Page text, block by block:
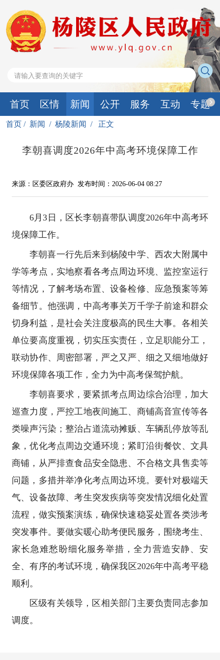
首页 区情 新闻 公开 服务 互动 专题
首页 / 新闻 / 杨陵新闻 / 正文
李朝喜调度2026年中高考环境保障工作
来源：区委区政府办 发布时间：2026-06-04 08:27
6月3日，区长李朝喜带队调度2026年中高考环
境保障工作。
李朝喜一行先后来到杨陵中学、西农大附属中
学等考点，实地察看各考点周边环境、监控室运行
等情况，了解考场布置、设备检修、应急预案等筹
备细节。他强调，中高考事关万千学子前途和群众
切身利益，是社会关注度极高的民生大事。各相关
单位要高度重视，切实压实责任，立足职能分工，
联动协作、周密部署，严之又严、细之又细地做好
环境保障各项工作，全力为中高考保驾护航。
李朝喜要求，要紧抓考点周边综合治理，加大
巡查力度，严控工地夜间施工、商铺高音宣传等各
类噪声污染；整治占道流动摊贩、车辆乱停放等乱
象，优化考点周边交通环境；紧盯沿街餐饮、文具
商铺，从严排查食品安全隐患、不合格文具售卖等
问题，多措并举净化考点周边环境。要针对极端天
气、设备故障、考生突发疾病等突发情况细化处置
流程，做实预案演练，确保快速稳妥处置各类涉考
突发事件。要做实暖心助考便民服务，围绕考生、
家长急难愁盼细化服务举措，全力营造安静、安
全、有序的考试环境，确保我区2026年中高考平稳
顺利。
区级有关领导，区相关部门主要负责同志参加
调度。